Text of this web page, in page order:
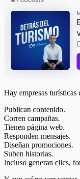
Hay empresas turísticas
Publican contenido.
Corren campañas.
Tienen página web.
Responden mensajes.
Diseñan promociones.
Suben historias.
Incluso generan clics,